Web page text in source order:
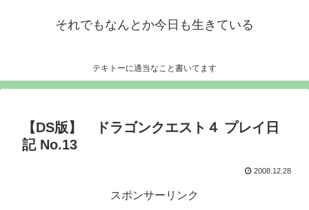
それでもなんとか今日も生きている
テキトーに適当なこと書いてます
【DS版】 ドラゴンクエスト４ プレイ日
記 No.13
2008.12.28
スポンサーリンク